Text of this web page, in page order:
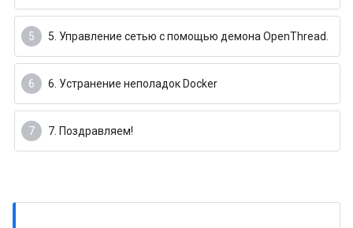
5. Управление сетью с помощью демона OpenThread.
6. Устранение неполадок Docker
7. Поздравляем!